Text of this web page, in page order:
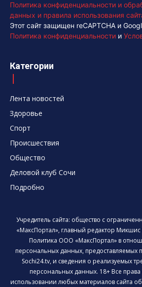
Политика конфиденциальности и
данных и правила использования
Этот сайт защищен reCAPTCHA и
Политика конфиденциальности и
Категории
Лента новостей
Здоровье
Спорт
Происшествия
Общество
Деловой клуб Сочи
Подробно
Учредитель сайта: общество с
«МаксПортал», главный редактор
Политика ООО «МаксПортал» в
персональных данных, предоставляемых
Sochi24.tv, и сведения о реализуемых
персональных данных. 18+ Все
использовании любых материалов сайта